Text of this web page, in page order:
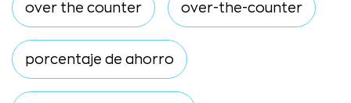
over the counter over-the-counter
porcentaje de ahorro